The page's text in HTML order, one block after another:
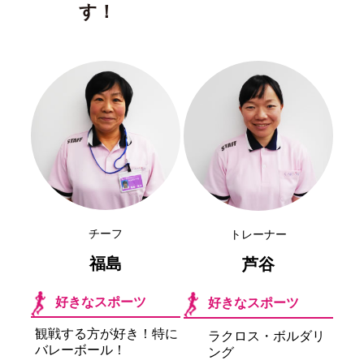
す！
チーフ
福島
好きなスポーツ
観戦する方が好き！特に
バレーボール！
トレーナー
芦谷
好きなスポーツ
ラクロス・ボルダリ
ング